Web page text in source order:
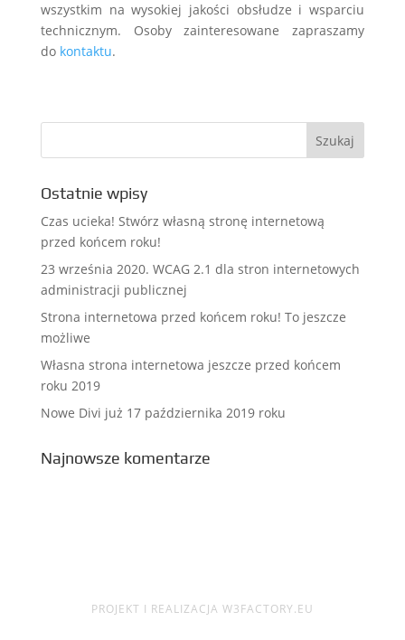
wszystkim na wysokiej jakości obsłudze i wsparciu
technicznym. Osoby zainteresowane zapraszamy
do kontaktu.
Ostatnie wpisy
Czas ucieka! Stwórz własną stronę internetową
przed końcem roku!
23 września 2020. WCAG 2.1 dla stron internetowych
administracji publicznej
Strona internetowa przed końcem roku! To jeszcze
możliwe
Własna strona internetowa jeszcze przed końcem
roku 2019
Nowe Divi już 17 października 2019 roku
Najnowsze komentarze
PROJEKT I REALIZACJA W3FACTORY.EU